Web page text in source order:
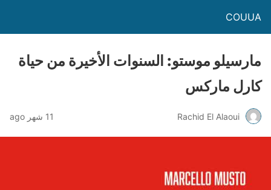
COUUA
مارسيلو موستو: السنوات الأخيرة من حياة
كارل ماركس
Rachid El Alaoui 11 شهر ago